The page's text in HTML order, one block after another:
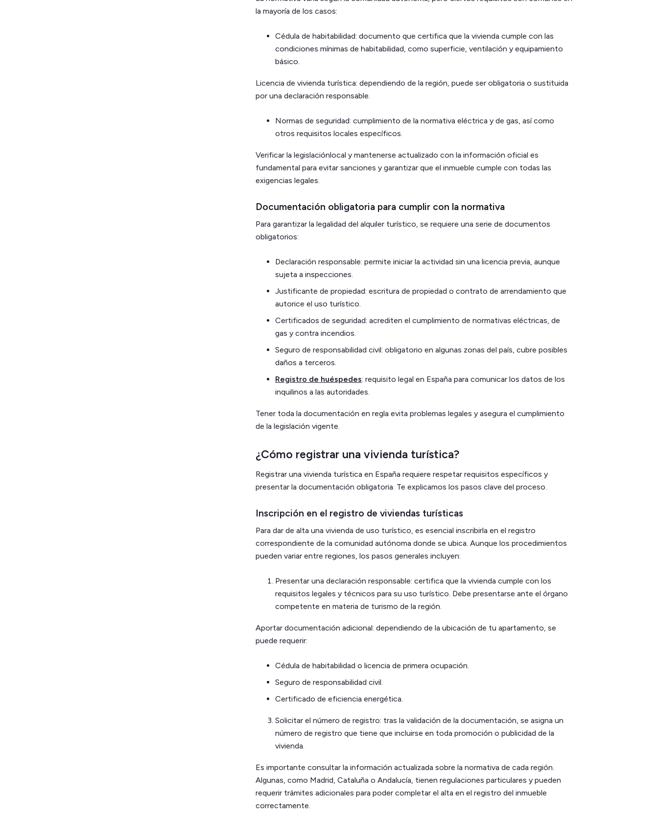
la mayoría de los casos:
Cédula de habitabilidad: documento que certifica que la vivienda cumple con las
condiciones mínimas de habitabilidad, como superficie, ventilación y equipamiento
básico.
Licencia de vivienda turística: dependiendo de la región, puede ser obligatoria o sustituida
por una declaración responsable.
Normas de seguridad: cumplimiento de la normativa eléctrica y de gas, así como
otros requisitos locales específicos.
Verificar la legislaciónlocal y mantenerse actualizado con la información oficial es
fundamental para evitar sanciones y garantizar que el inmueble cumple con todas las
exigencias legales.
Documentación obligatoria para cumplir con la normativa
Para garantizar la legalidad del alquiler turístico, se requiere una serie de documentos
obligatorios:
Declaración responsable: permite iniciar la actividad sin una licencia previa, aunque
sujeta a inspecciones.
Justificante de propiedad: escritura de propiedad o contrato de arrendamiento que
autorice el uso turístico.
Certificados de seguridad: acrediten el cumplimiento de normativas eléctricas, de
gas y contra incendios.
Seguro de responsabilidad civil: obligatorio en algunas zonas del país, cubre posibles
daños a terceros.
Registro de huéspedes: requisito legal en España para comunicar los datos de los
inquilinos a las autoridades.
Tener toda la documentación en regla evita problemas legales y asegura el cumplimiento
de la legislación vigente.
¿Cómo registrar una vivienda turística?
Registrar una vivienda turística en España requiere respetar requisitos específicos y
presentar la documentación obligatoria. Te explicamos los pasos clave del proceso.
Inscripción en el registro de viviendas turísticas
Para dar de alta una vivienda de uso turístico, es esencial inscribirla en el registro
correspondiente de la comunidad autónoma donde se ubica. Aunque los procedimientos
pueden variar entre regiones, los pasos generales incluyen:
Presentar una declaración responsable: certifica que la vivienda cumple con los
requisitos legales y técnicos para su uso turístico. Debe presentarse ante el órgano
competente en materia de turismo de la región.
Aportar documentación adicional: dependiendo de la ubicación de tu apartamento, se
puede requerir:
Cédula de habitabilidad o licencia de primera ocupación.
Seguro de responsabilidad civil.
Certificado de eficiencia energética.
Solicitar el número de registro: tras la validación de la documentación, se asigna un
número de registro que tiene que incluirse en toda promoción o publicidad de la
vivienda.
Es importante consultar la información actualizada sobre la normativa de cada región.
Algunas, como Madrid, Cataluña o Andalucía, tienen regulaciones particulares y pueden
requerir trámites adicionales para poder completar el alta en el registro del inmueble
correctamente.